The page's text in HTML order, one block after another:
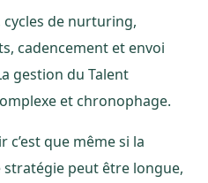
de nurturing,
cadencement et envoi
gestion du Talent
et chronophage.
c’est que même si la
peut être longue,